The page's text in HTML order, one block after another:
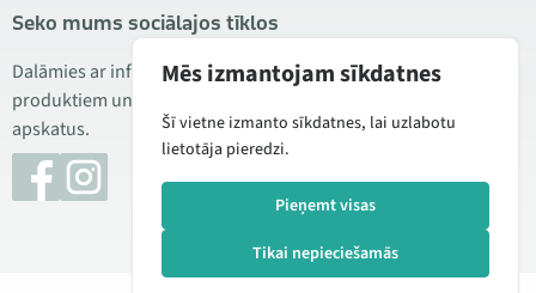
Seko mums sociālajos tīklos
Dalāmies ar informāciju par izdevīgām akcijām, jauniem
produktiem un servisu. Reizēm publicējam arī produktu
apskatus.
Mēs izmantojam sīkdatnes
Šī vietne izmanto sīkdatnes, lai uzlabotu
lietotāja pieredzi.
Pieņemt visas
Tikai nepieciešamās